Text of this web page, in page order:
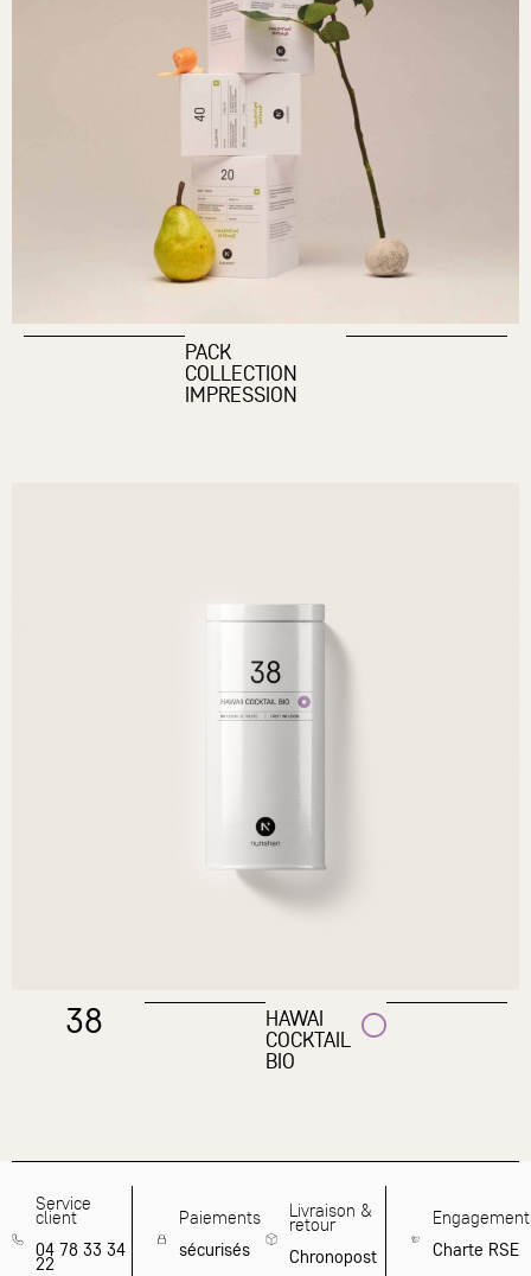
PACK
COLLECTION
IMPRESSION
38 HAWAI
COCKTAIL
BIO
Service
client
04 78 33 34
22
Paiements
sécurisés
Livraison &
retour
Chronopost
Charte RSE